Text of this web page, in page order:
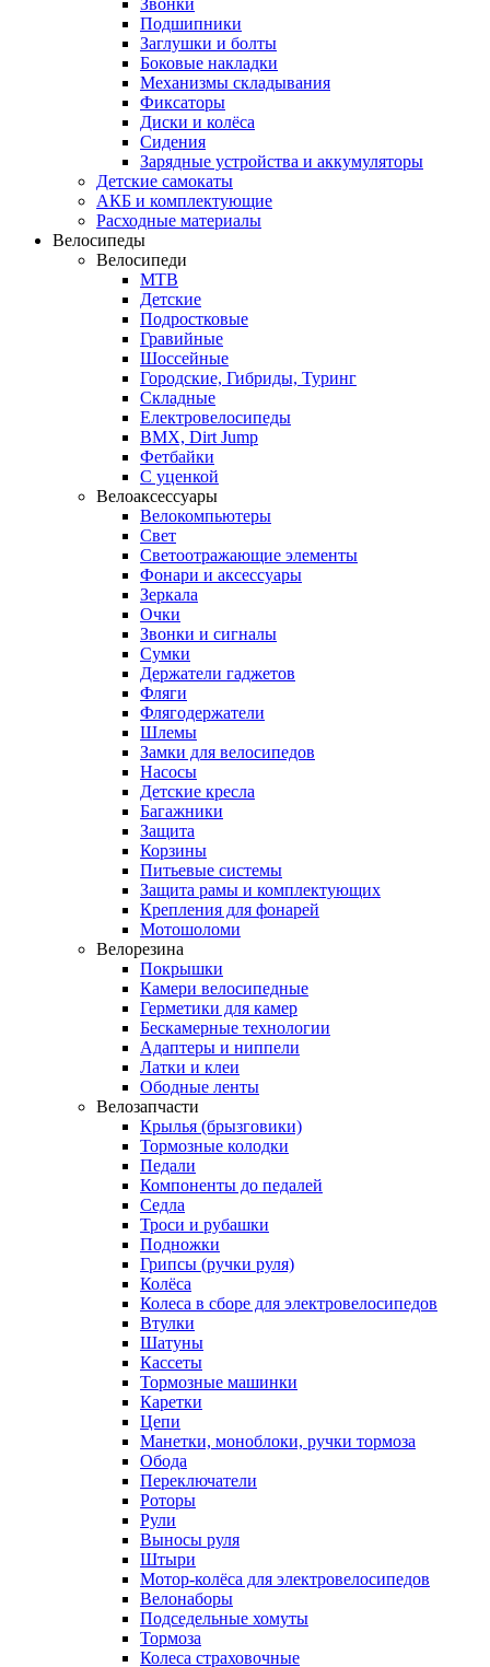
Подшипники
Заглушки и болты
Боковые накладки
Механизмы складывания
Фиксаторы
Диски и колёса
Сидения
Зарядные устройства и аккумуляторы
Детские самокаты
АКБ и комплектующие
Расходные материалы
Велосипеды
Велосипеди
MTB
Детские
Подростковые
Гравийные
Шоссейные
Городские, Гибриды, Туринг
Складные
Електровелосипеды
BMX, Dirt Jump
Фетбайки
С уценкой
Велоаксессуары
Велокомпьютеры
Свет
Светоотражающие элементы
Фонари и аксессуары
Зеркала
Очки
Звонки и сигналы
Сумки
Держатели гаджетов
Фляги
Флягодержатели
Шлемы
Замки для велосипедов
Насосы
Детские кресла
Багажники
Защита
Корзины
Питьевые системы
Защита рамы и комплектующих
Крепления для фонарей
Мотошоломи
Велорезина
Покрышки
Камери велосипедные
Герметики для камер
Бескамерные технологии
Адаптеры и ниппели
Латки и клеи
Ободные ленты
Велозапчасти
Крылья (брызговики)
Тормозные колодки
Педали
Компоненты до педалей
Седла
Троси и рубашки
Подножки
Грипсы (ручки руля)
Колёса
Колеса в сборе для электровелосипедов
Втулки
Шатуны
Кассеты
Тормозные машинки
Каретки
Цепи
Манетки, моноблоки, ручки тормоза
Обода
Переключатели
Роторы
Рули
Выносы руля
Штыри
Мотор-колёса для электровелосипедов
Велонаборы
Подседельные хомуты
Тормоза
Колеса страховочные